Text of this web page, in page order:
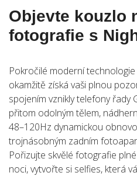
Objevte kouzlo
fotografie s
Pokročilé moderní
okamžitě získá vaši plnou
spojením vznikly telefony řady
přitom odolným tělem,
48–120Hz dynamickou
trojnásobným zadním
Pořizujte skvělé fotografie
noci, vytvořte si selfies, která